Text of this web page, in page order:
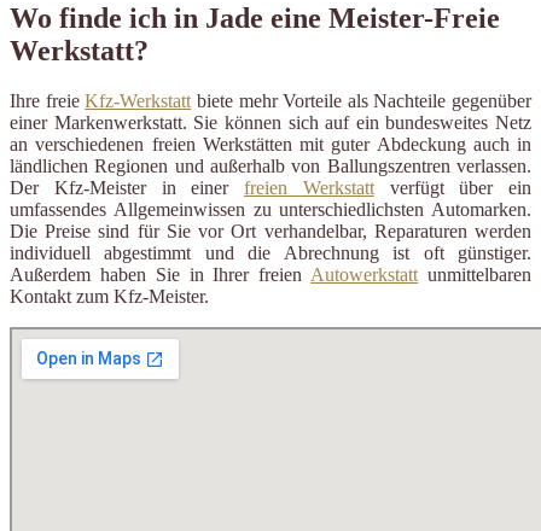
Wo finde ich in Jade eine Meister-Freie
Werkstatt?
Ihre freieKfz-Werkstattbiete mehr Vorteile als Nachteile gegenüber
einer Markenwerkstatt. Sie können sich auf ein bundesweites Netz
an verschiedenen freien Werkstätten mit guter Abdeckung auch in
ländlichen Regionen und außerhalb von Ballungszentren verlassen.
Der Kfz-Meister in einer freien Werkstattverfügt über ein
umfassendes Allgemeinwissen zu unterschiedlichsten Automarken.
Die Preise sind für Sie vor Ort verhandelbar, Reparaturen werden
individuell abgestimmt und die Abrechnung ist oft günstiger.
Außerdem haben Sie in Ihrer freienAutowerkstattunmittelbaren
Kontakt zum Kfz-Meister.